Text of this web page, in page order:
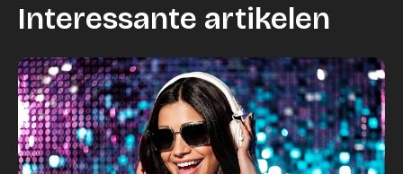
Interessante artikelen